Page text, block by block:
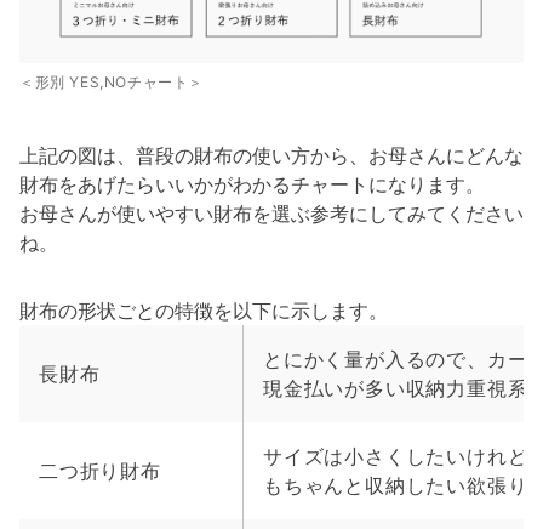
＜形別 YES,NOチャート＞
上記の図は、普段の財布の使い方から、お母さんにどんな
財布をあげたらいいかがわかるチャートになります。
お母さんが使いやすい財布を選ぶ参考にしてみてください
ね。
財布の形状ごとの特徴を以下に示します。
長財布
とにかく量が入るので、カー
現金払いが多い収納力重視系
二つ折り財布
サイズは小さくしたいけれど
もちゃんと収納したい欲張り